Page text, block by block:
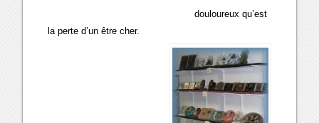
douloureux qu’est
la perte d’un être cher.